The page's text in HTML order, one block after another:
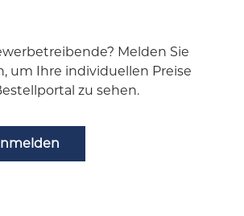
Melden Sie
um Ihre individuellen Preise
zu sehen.